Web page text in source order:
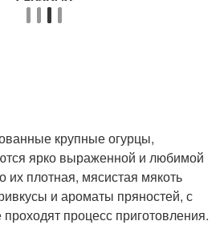
крупные огурцы,
ярко выраженной и любимой
их плотная, мясистая мякоть
и ароматы пряностей, с
процесс приготовления.